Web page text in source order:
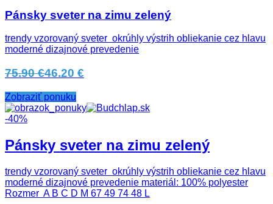
Pánsky sveter na zimu zelený
trendy vzorovaný sveter okrúhly výstrih obliekanie cez hlavu
moderné dizajnové prevedenie
75.90 €46.20 €
Zobraziť ponuku
-40%
Pánsky sveter na zimu zelený
trendy vzorovaný sveter okrúhly výstrih obliekanie cez hlavu
moderné dizajnové prevedenie materiál: 100% polyester
Rozmer A B C D M 67 49 74 48 L